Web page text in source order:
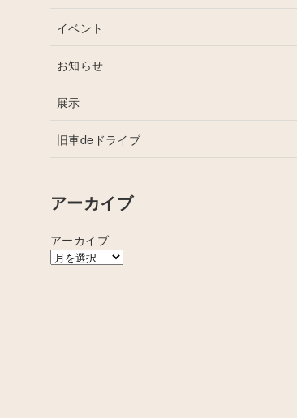
イベント
お知らせ
展示
旧車deドライブ
アーカイブ
アーカイブ